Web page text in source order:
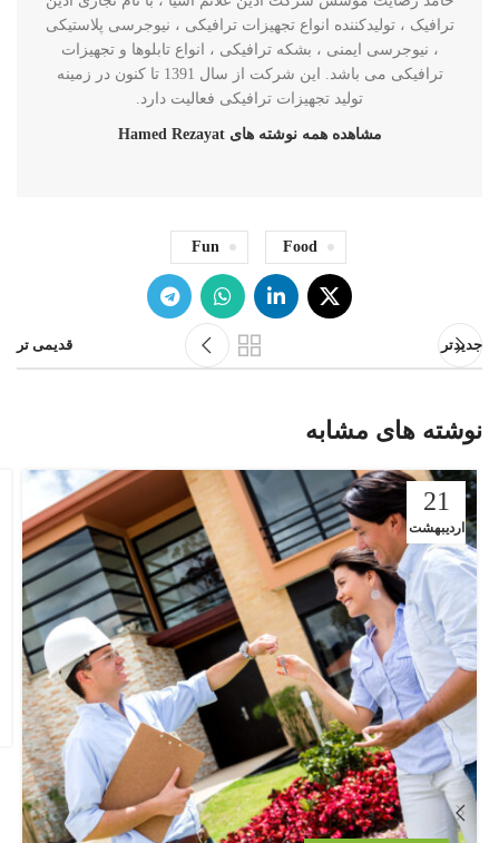
ترافیک ، تولیدکننده انواع تجهیزات ترافیکی ، نیوجرسی پلاستیکی
، نیوجرسی ایمنی ، بشکه ترافیکی ، انواع تابلوها و تجهیزات
ترافیکی می باشد. این شرکت از سال 1391 تا کنون در زمینه
تولید تجهیزات ترافیکی فعالیت دارد.
مشاهده همه نوشته های Hamed Rezayat
Food
Fun
جدیدتر قدیمی تر
نوشته های مشابه
21
اردیبهشت